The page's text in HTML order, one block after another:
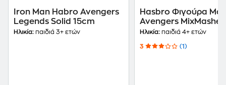
Iron Man Habro Avengers
Legends Solid 15cm
Ηλικία: παιδιά 3+ ετών
Hasbro Φιγούρα
Avengers
Τμχ - Τυχαία Επιλογή
Ηλικία: παιδιά 4+ ετών
3 (1)